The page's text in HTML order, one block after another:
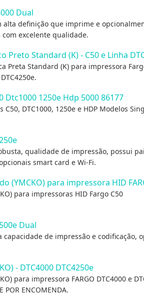
Dual
alta definição que imprime e
excelente qualidade.
Preto Standard (K) - C50 e Linha
Preta Standard (K) para impressora
Dtc1000 1250e Hdp 5000 86177
DTC1000, 1250e e HDP Modelos
qualidade de impressão, possui
smart card e Wi-Fi.
(YMCKO) para impressora HID
para impressoras HID Fargo C50
Dual
capacidade de impressão e codificação,
- DTC4000 DTC4250e
para impressora FARGO DTC4000 e
POR ENCOMENDA.